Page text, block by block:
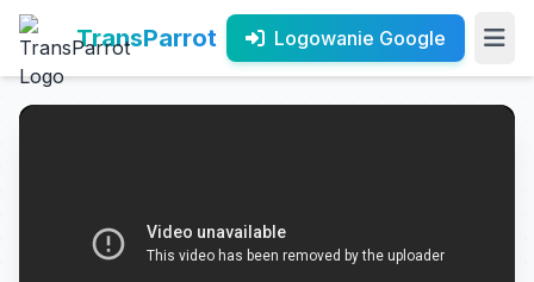
TransParrot Logowanie Google